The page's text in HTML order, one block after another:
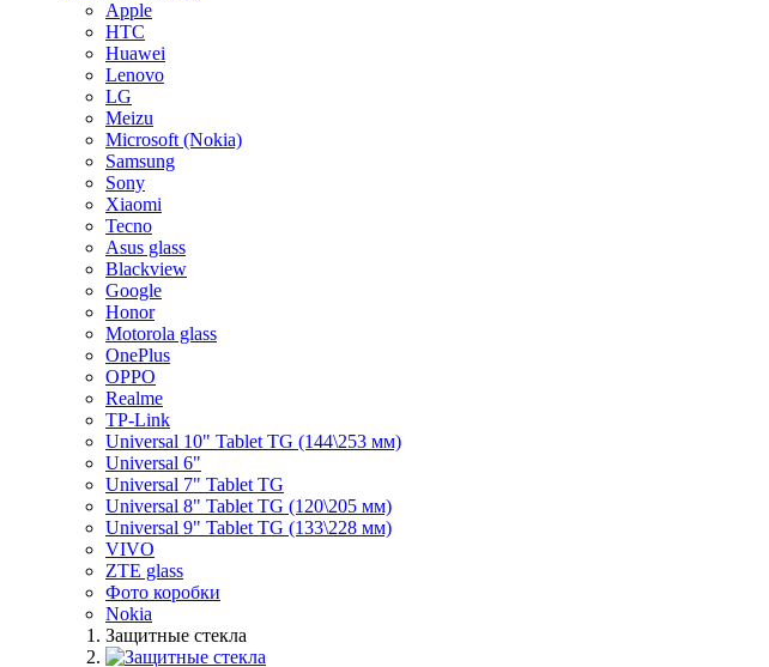
Apple
HTC
Huawei
Lenovo
LG
Meizu
Microsoft (Nokia)
Samsung
Sony
Xiaomi
Tecno
Asus glass
Blackview
Google
Honor
Motorola glass
OnePlus
OPPO
Realme
TP-Link
Universal 10" Tablet TG (144\253 мм)
Universal 6"
Universal 7" Tablet TG
Universal 8" Tablet TG (120\205 мм)
Universal 9" Tablet TG (133\228 мм)
VIVO
ZTE glass
Фото коробки
Nokia
Защитные стекла